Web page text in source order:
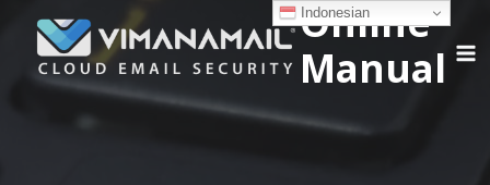
content
Online
Manual
Indonesian